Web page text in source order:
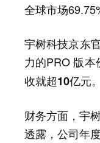
全球市场
宇树科技京东
力的PRO 版本
收就超10亿元。
财务方面，宇
透露， 公司年